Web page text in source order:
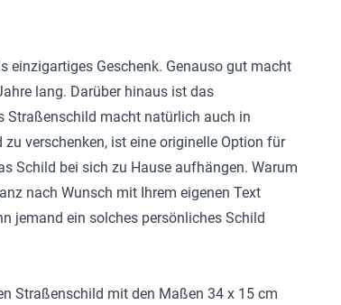
einzigartiges Geschenk. Genauso gut macht
lang. Darüber hinaus ist das
Straßenschild macht natürlich auch in
verschenken, ist eine originelle Option für
Schild bei sich zu Hause aufhängen. Warum
nach Wunsch mit Ihrem eigenen Text
jemand ein solches persönliches Schild
Straßenschild mit den Maßen 34 x 15 cm